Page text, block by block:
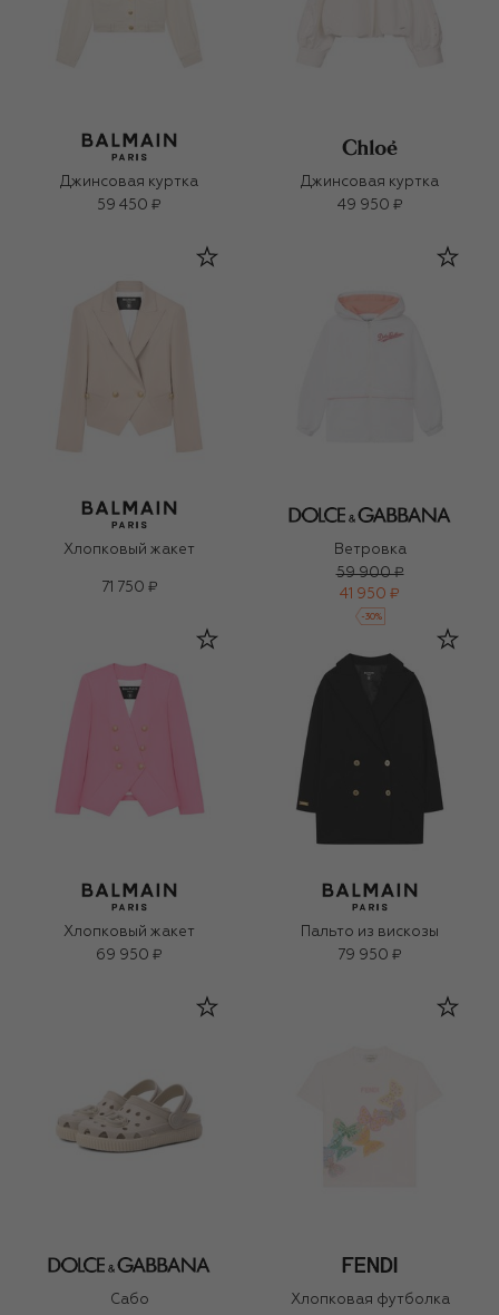
Джинсовая куртка
59 450 ₽
Джинсовая куртка
49 950 ₽
Хлопковый жакет
71 750 ₽
Ветровка
59 900 ₽
41 950 ₽
-30%
Хлопковый жакет
69 950 ₽
Пальто из вискозы
79 950 ₽
Сабо
Хлопковая футболка